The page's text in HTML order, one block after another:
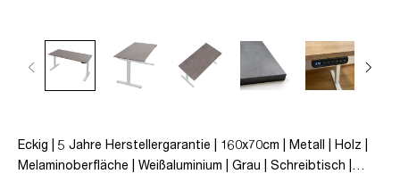
Eckig | 5 Jahre Herstellergarantie | 160x70cm | Metall | Holz |
Melaminoberfläche | Weißaluminium | Grau | Schreibtisch |